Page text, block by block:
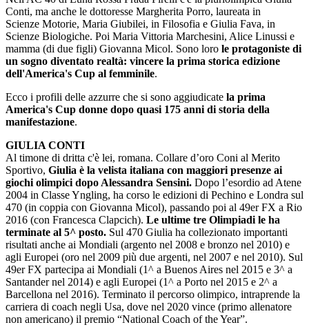
Conti, ma anche le dottoresse Margherita Porro, laureata in
Scienze Motorie, Maria Giubilei, in Filosofia e Giulia Fava, in
Scienze Biologiche. Poi Maria Vittoria Marchesini, Alice Linussi e
mamma (di due figli) Giovanna Micol. Sono loro le protagoniste di
un sogno diventato realtà: vincere la prima storica edizione
dell'America's Cup al femminile.
Ecco i profili delle azzurre che si sono aggiudicate la prima
America's Cup donne dopo quasi 175 anni di storia della
manifestazione.
GIULIA CONTI
Al timone di dritta c'è lei, romana. Collare d’oro Coni al Merito
Sportivo, Giulia è la velista italiana con maggiori presenze ai
giochi olimpici dopo Alessandra Sensini. Dopo l’esordio ad Atene
2004 in Classe Yngling, ha corso le edizioni di Pechino e Londra sul
470 (in coppia con Giovanna Micol), passando poi al 49er FX a Rio
2016 (con Francesca Clapcich). Le ultime tre Olimpiadi le ha
terminate al 5^ posto. Sul 470 Giulia ha collezionato importanti
risultati anche ai Mondiali (argento nel 2008 e bronzo nel 2010) e
agli Europei (oro nel 2009 più due argenti, nel 2007 e nel 2010). Sul
49er FX partecipa ai Mondiali (1^ a Buenos Aires nel 2015 e 3^ a
Santander nel 2014) e agli Europei (1^ a Porto nel 2015 e 2^ a
Barcellona nel 2016). Terminato il percorso olimpico, intraprende la
carriera di coach negli Usa, dove nel 2020 vince (primo allenatore
non americano) il premio “National Coach of the Year”.